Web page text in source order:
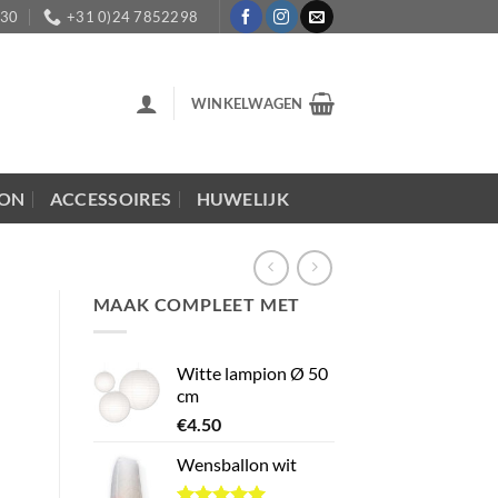
+31 0)24 7852298
WINKELWAGEN
ACCESSOIRES HUWELIJK
MAAK COMPLEET MET
Witte lampion Ø 50
cm
€4.50
Wensballon wit